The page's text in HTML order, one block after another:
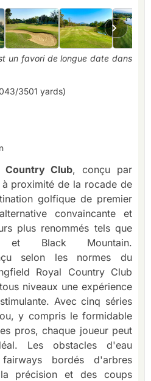
un favori de longue date dans
3501 yards)
Country Club, conçu par
proximité de la rocade de
golfique de premier
convaincante et
plus renommés tels que
et Black Mountain.
selon les normes du
Royal Country Club
niveaux une expérience
Avec cinq séries
y compris le formidable
pros, chaque joueur peut
Les obstacles d'eau
bordés d'arbres
précision et des coups